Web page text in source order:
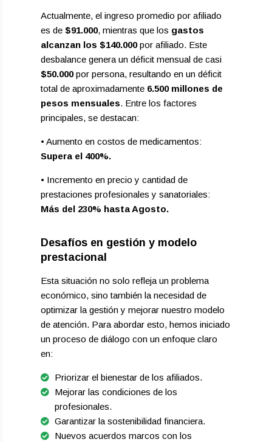
Actualmente, el ingreso promedio por afiliado
es de$91.000, mientras que los gastos
alcanzan los $140.000por afiliado. Este
desbalance genera un déficit mensual de casi
$50.000por persona, resultando en un déficit
total de aproximadamente 6.500 millones de
pesos mensuales. Entre los factores
principales, se destacan:
• Aumento en costos de medicamentos:
Supera el 400%.
• Incremento en precio y cantidad de
prestaciones profesionales y sanatoriales:
Más del 230% hasta Agosto.
Desafíos en gestión y modelo
prestacional
Esta situación no solo refleja un problema
económico, sino también la necesidad de
optimizar la gestión y mejorar nuestro modelo
de atención. Para abordar esto, hemos iniciado
un proceso de diálogo con un enfoque claro
en:
Priorizar el bienestar de los afiliados.
Mejorar las condiciones de los
profesionales.
Garantizar la sostenibilidad financiera.
Nuevos acuerdos marcos con los